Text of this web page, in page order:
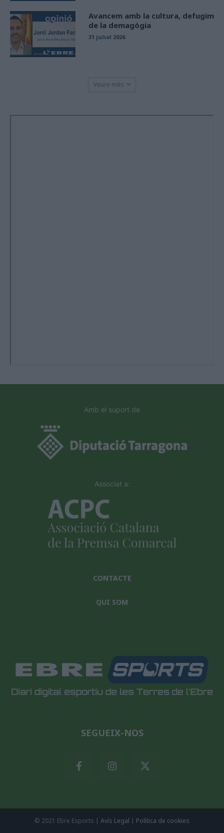
Avancem amb la cultura, defugim
de la demagògia
31 juliol 2026
Veure més
Amb el suport de
Associat a:
CONTACTE
QUI SOM
SEGUEIX-NOS
© 2021 Ebre Esports | Avís Legal | Política de cookies